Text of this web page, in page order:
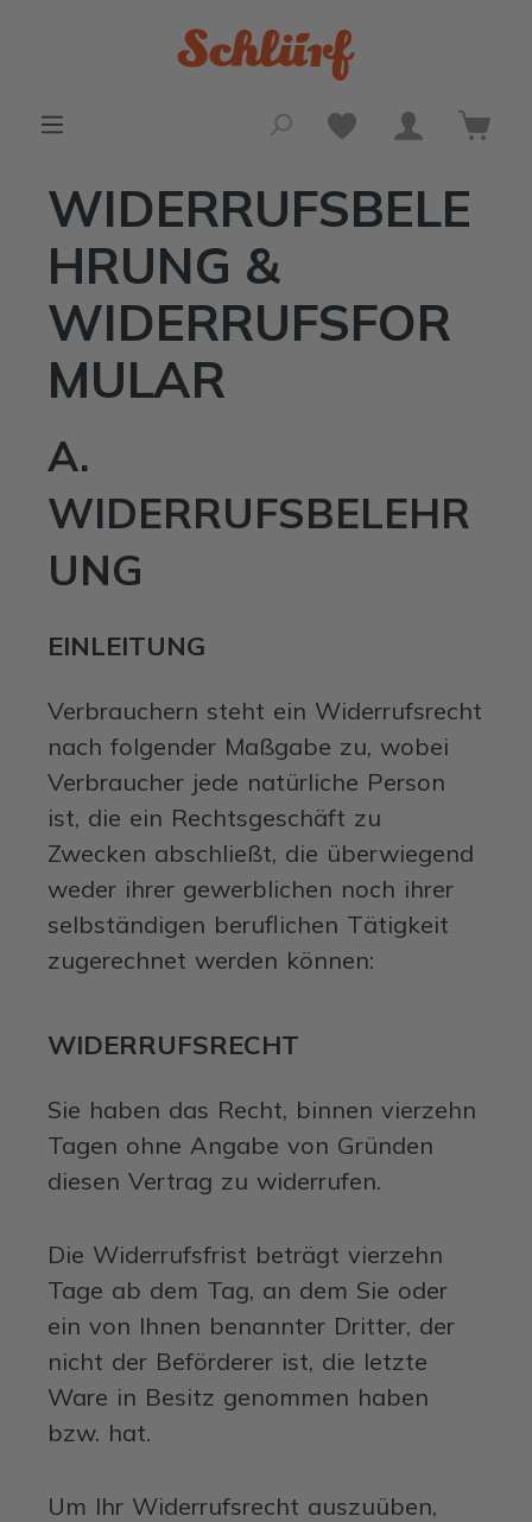
WIDERRUFSBELE
HRUNG &
WIDERRUFSFOR
MULAR
A.
WIDERRUFSBELEHR
UNG
EINLEITUNG
Verbrauchern steht ein Widerrufsrecht
nach folgender Maßgabe zu, wobei
Verbraucher jede natürliche Person
ist, die ein Rechtsgeschäft zu
Zwecken abschließt, die überwiegend
weder ihrer gewerblichen noch ihrer
selbständigen beruflichen Tätigkeit
zugerechnet werden können:
WIDERRUFSRECHT
Sie haben das Recht, binnen vierzehn
Tagen ohne Angabe von Gründen
diesen Vertrag zu widerrufen.
Die Widerrufsfrist beträgt vierzehn
Tage ab dem Tag, an dem Sie oder
ein von Ihnen benannter Dritter, der
nicht der Beförderer ist, die letzte
Ware in Besitz genommen haben
bzw. hat.
Um Ihr Widerrufsrecht auszuüben,